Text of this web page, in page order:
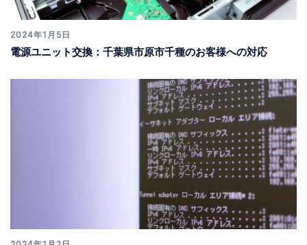
2024年1月5日
電源ユニット交換：千葉県市原市千種のお客様への対応